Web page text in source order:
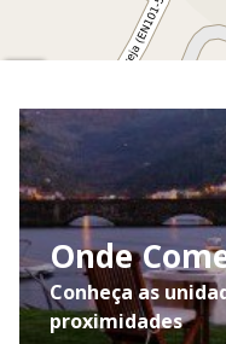
e saia para o
para Baião.
Canaveses
,
na direção de
sinalização da
Satélite
Trânsito
Onde
Conheça as
proximidades